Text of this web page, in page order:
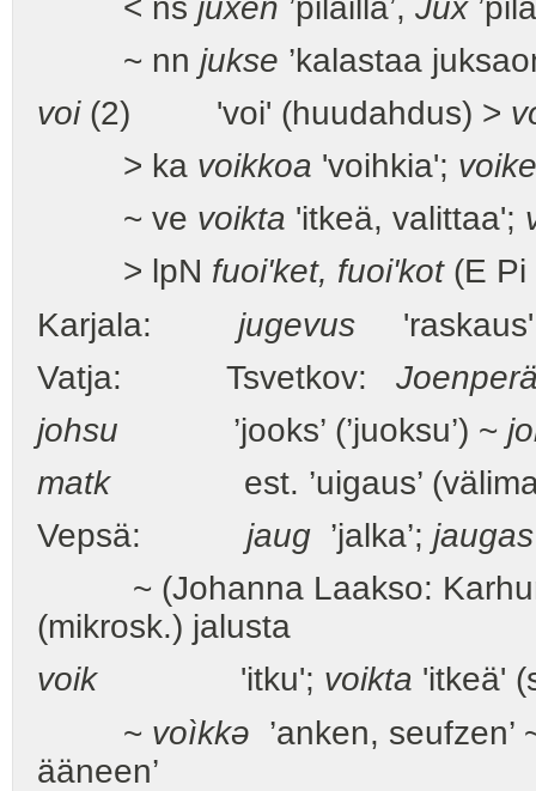
~ nn jukse ’kalastaa
voi (2) 'voi' (huudahdus) >
> ka voikkoa 'voihkia';
~ ve voikta 'itkeä, valittaa';
> lpN fuoi'ket, fuoi'kot(E Pi
Karjala: jugevus
Vatja: Tsvetkov:
johsu ’jooks’ (’juoksu’) ~
matkest. ’uigaus’
Vepsä: jaug ’jalka’; jaugas
~ (Johanna Laakso:
(mikrosk.) jalusta
voik'itku'; voikta 'itkeä'
~ voìkkə ’anken, seufzen’
ääneen’